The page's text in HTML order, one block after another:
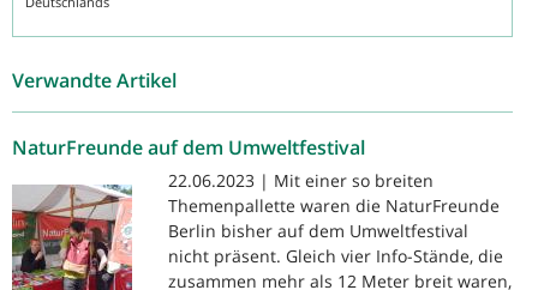
Verwandte Artikel
NaturFreunde auf dem Umweltfestival
22.06.2023 | Mit einer so breiten
Themenpallette waren die NaturFreunde
Berlin bisher auf dem Umweltfestival
nicht präsent. Gleich vier Info-Stände, die
zusammen mehr als 12 Meter breit waren,